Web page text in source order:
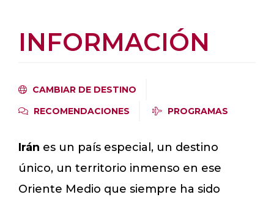
INFORMACIÓN
CAMBIAR DE DESTINO
RECOMENDACIONES
PROGRAMAS
Irán es un país especial, un destino
único, un territorio inmenso en ese
Oriente Medio que siempre ha sido